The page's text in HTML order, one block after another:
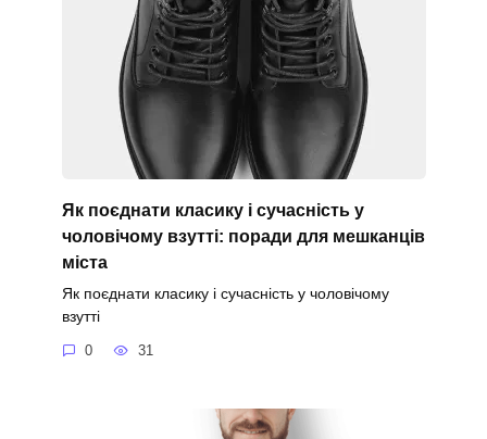
Як поєднати класику і сучасність у
чоловічому взутті: поради для мешканців
міста
Як поєднати класику і сучасність у чоловічому
взутті
0 31